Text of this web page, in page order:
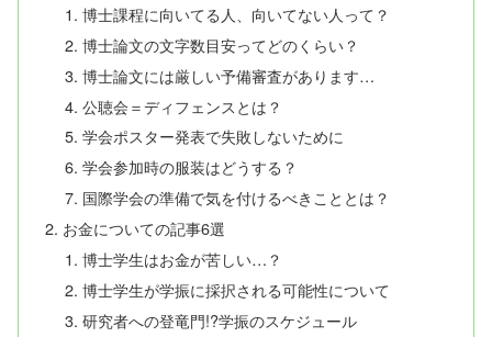
博士課程に向いてる人、向いてない人って？
博士論文の文字数目安ってどのくらい？
博士論文には厳しい予備審査があります…
公聴会＝ディフェンスとは？
学会ポスター発表で失敗しないために
学会参加時の服装はどうする？
国際学会の準備で気を付けるべきこととは？
お金についての記事6選
博士学生はお金が苦しい…？
博士学生が学振に採択される可能性について
研究者への登竜門!?学振のスケジュール